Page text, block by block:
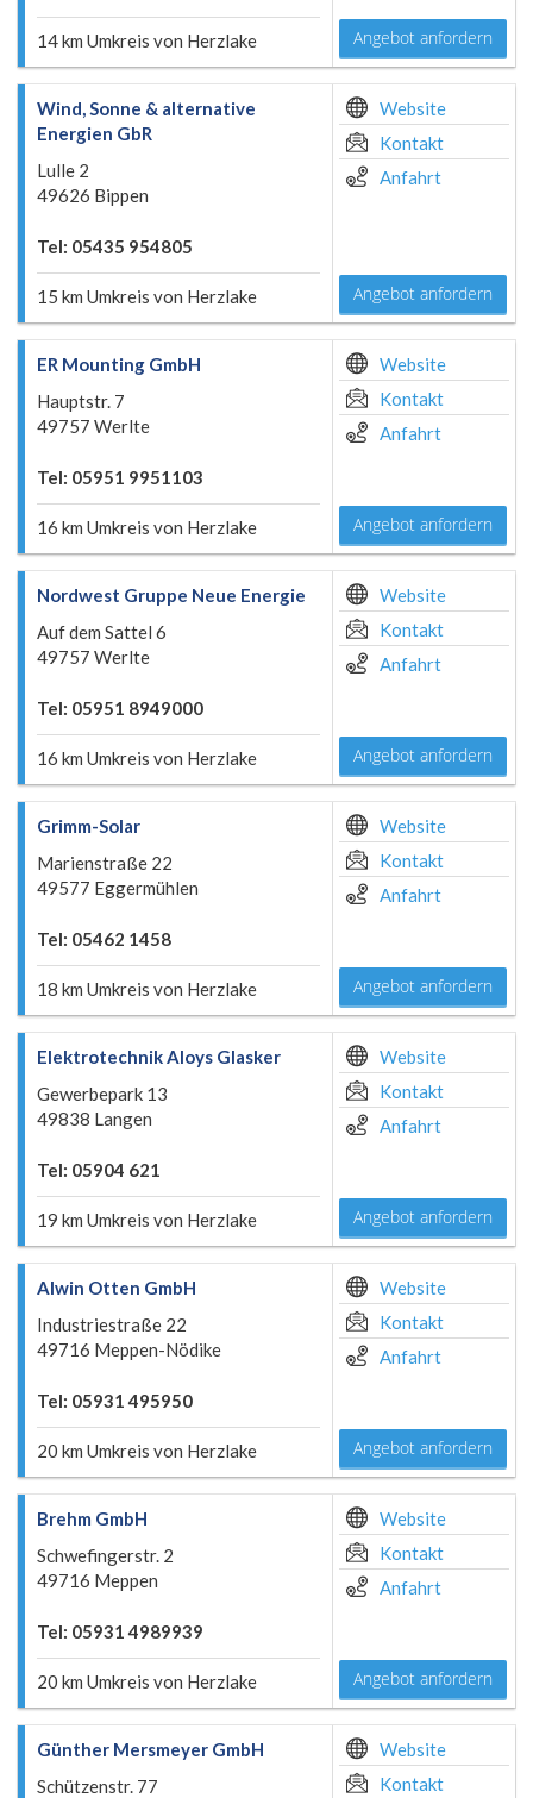
14 km Umkreis von Herzlake Angebot anfordern
Wind, Sonne & alternative
Energien GbR
Lulle 2
49626 Bippen
Tel: 05435 954805
15 km Umkreis von Herzlake
Website
Kontakt
Anfahrt
Angebot anfordern
ER Mounting GmbH
Hauptstr. 7
49757 Werlte
Tel: 05951 9951103
16 km Umkreis von Herzlake
Website
Kontakt
Anfahrt
Angebot anfordern
Nordwest Gruppe Neue Energie
Auf dem Sattel 6
49757 Werlte
Tel: 05951 8949000
16 km Umkreis von Herzlake
Website
Kontakt
Anfahrt
Angebot anfordern
Grimm-Solar
Marienstraße 22
49577 Eggermühlen
Tel: 05462 1458
18 km Umkreis von Herzlake
Website
Kontakt
Anfahrt
Angebot anfordern
Elektrotechnik Aloys Glasker
Gewerbepark 13
49838 Langen
Tel: 05904 621
19 km Umkreis von Herzlake
Website
Kontakt
Anfahrt
Angebot anfordern
Alwin Otten GmbH
Industriestraße 22
49716 Meppen-Nödike
Tel: 05931 495950
20 km Umkreis von Herzlake
Website
Kontakt
Anfahrt
Angebot anfordern
Brehm GmbH
Schwefingerstr. 2
49716 Meppen
Tel: 05931 4989939
20 km Umkreis von Herzlake
Website
Kontakt
Anfahrt
Angebot anfordern
Günther Mersmeyer GmbH
Schützenstr. 77
Website
Kontakt